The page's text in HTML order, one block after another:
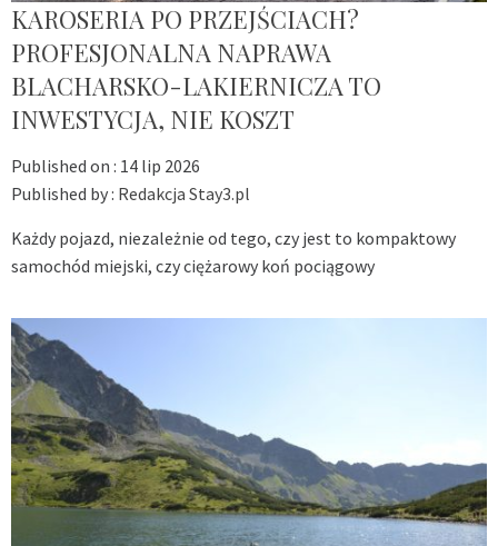
KAROSERIA PO PRZEJŚCIACH?
PROFESJONALNA NAPRAWA
BLACHARSKO-LAKIERNICZA TO
INWESTYCJA, NIE KOSZT
Published on : 14 lip 2026
Published by : Redakcja Stay3.pl
Każdy pojazd, niezależnie od tego, czy jest to kompaktowy
samochód miejski, czy ciężarowy koń pociągowy